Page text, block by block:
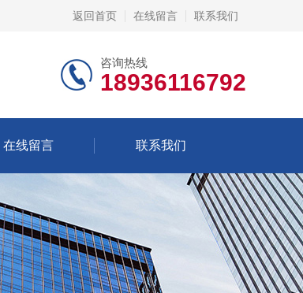
返回首页 在线留言 联系我们
咨询热线
18936116792
在线留言 联系我们